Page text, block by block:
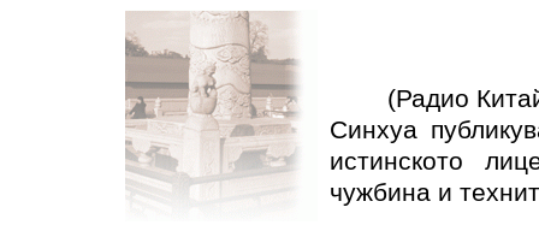
(Радио Китай
Синхуа
истинското
чужбина и